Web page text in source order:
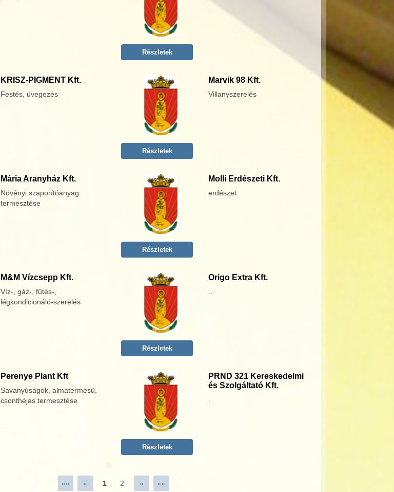
Részletek
KRISZ-PIGMENT Kft.
Festés, üvegezés
Marvik 98 Kft.
Villanyszerelés
Részletek
Mária Aranyház Kft.
Növényi szaporítóanyag
termesztése
Molli Erdészeti Kft.
erdészet
Részletek
M&M Vízcsepp Kft.
Víz-, gáz-, fűtés-,
légkondicionáló-szerelés
Origo Extra Kft.
Részletek
Perenye Plant Kft
Savanyúságok, almatermésű,
csonthéjas termesztése
PRND 321 Kereskedelmi
és Szolgáltató Kft.
Részletek
«« « 1 2 » »»